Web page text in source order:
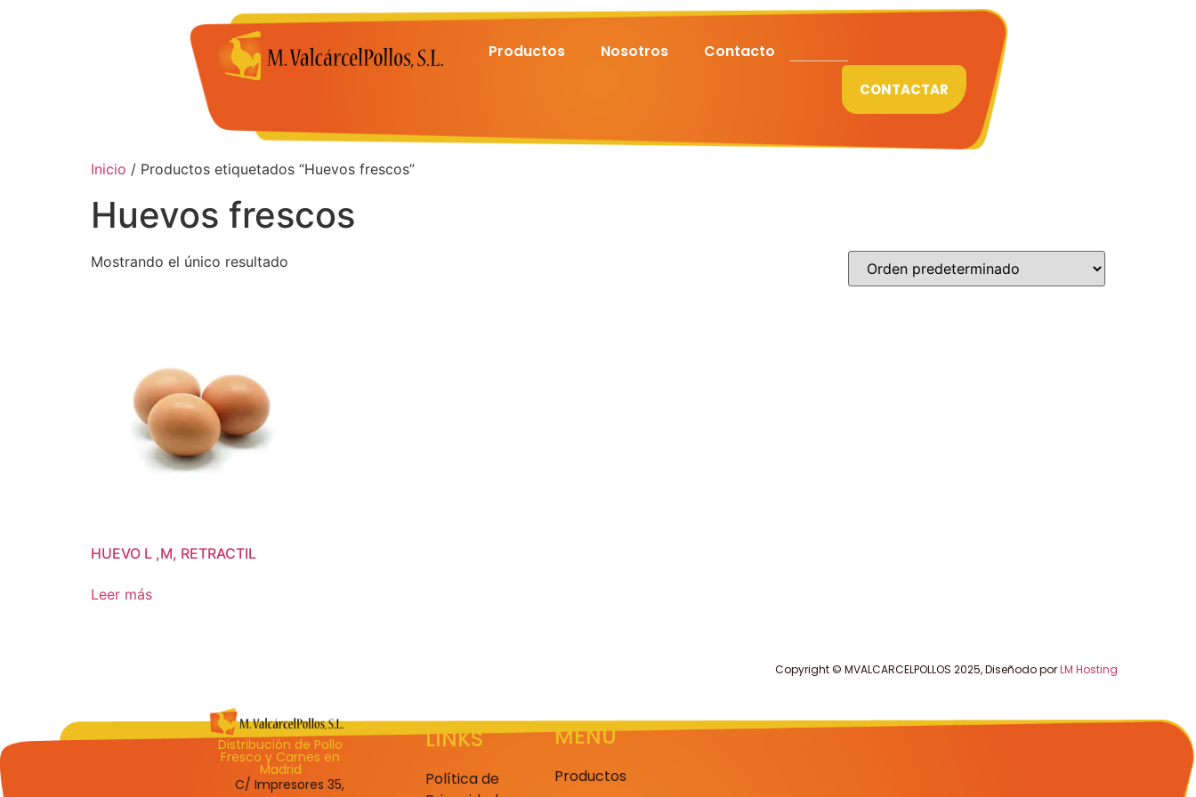
Productos Nosotros Contacto
CONTACTAR
Inicio / Productos etiquetados “Huevos frescos”
Huevos frescos
Mostrando el único resultado
HUEVO L ,M, RETRACTIL
Leer más
Distribución de Pollo
Fresco y Carnes en
Madrid
C/ Impresores 35,
LINKS
Política de
MENU
Productos
Copyright © MVALCARCELPOLLOS 2025, Diseñodo porLM Hosting